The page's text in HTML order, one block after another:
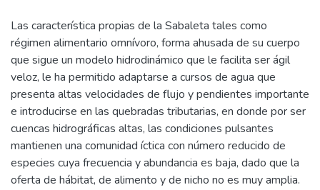
Las característica propias de la Sabaleta tales como
régimen alimentario omnívoro, forma ahusada de su cuerpo
que sigue un modelo hidrodinámico que le facilita ser ágil
veloz, le ha permitido adaptarse a cursos de agua que
presenta altas velocidades de flujo y pendientes importante
e introducirse en las quebradas tributarias, en donde por ser
cuencas hidrográficas altas, las condiciones pulsantes
mantienen una comunidad íctica con número reducido de
especies cuya frecuencia y abundancia es baja, dado que la
oferta de hábitat, de alimento y de nicho no es muy amplia.